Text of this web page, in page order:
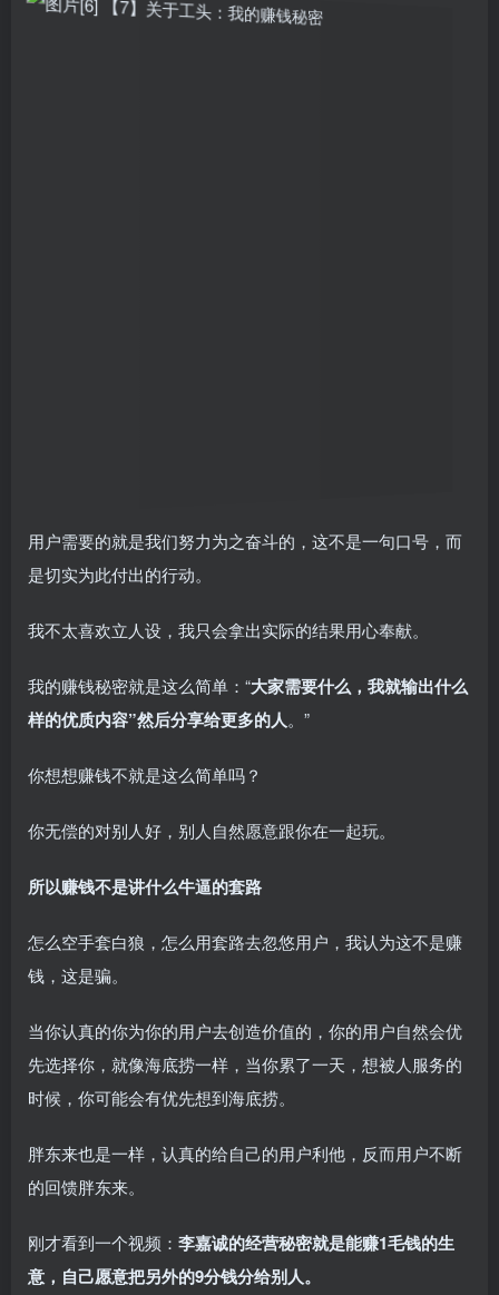
用户需要的就是我们努力为之奋斗的，这不是一句口号，而
是切实为此付出的行动。
我不太喜欢立人设，我只会拿出实际的结果用心奉献。
我的赚钱秘密就是这么简单：“大家需要什么，我就输出什么
样的优质内容”然后分享给更多的人。”
你想想赚钱不就是这么简单吗？
你无偿的对别人好，别人自然愿意跟你在一起玩。
所以赚钱不是讲什么牛逼的套路
怎么空手套白狼，怎么用套路去忽悠用户，我认为这不是赚
钱，这是骗。
当你认真的你为你的用户去创造价值的，你的用户自然会优
先选择你，就像海底捞一样，当你累了一天，想被人服务的
时候，你可能会有优先想到海底捞。
胖东来也是一样，认真的给自己的用户利他，反而用户不断
的回馈胖东来。
刚才看到一个视频： 李嘉诚的经营秘密就是能赚1毛钱的生
意，自己愿意把另外的9分钱分给别人。